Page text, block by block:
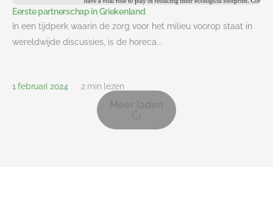
Eerste partnerschap in Griekenland
In een tijdperk waarin de zorg voor het milieu voorop staat in
wereldwijde discussies, is de horeca...
1 februari 2024 2 min lezen